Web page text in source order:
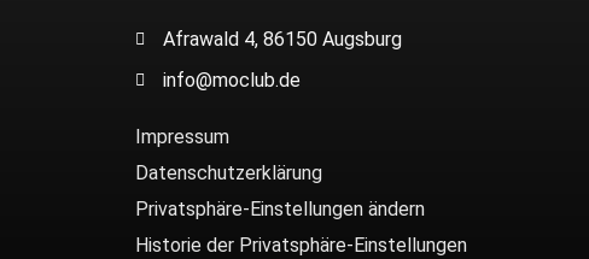
Afrawald 4, 86150 Augsburg
info@moclub.de
Impressum
Datenschutzerklärung
Privatsphäre-Einstellungen ändern
Historie der Privatsphäre-Einstellungen